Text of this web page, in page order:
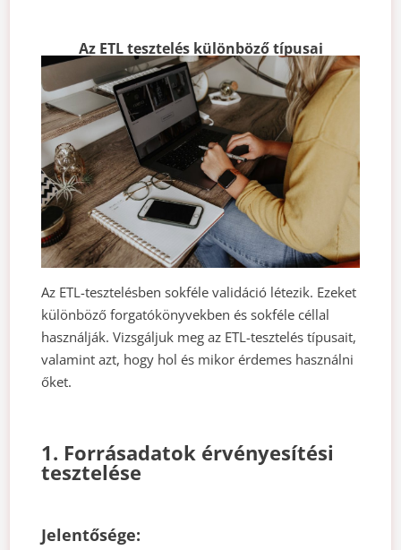
Az ETL tesztelés különböző típusai
Az ETL-tesztelésben sokféle validáció létezik. Ezeket
különböző forgatókönyvekben és sokféle céllal
használják. Vizsgáljuk meg az ETL-tesztelés típusait,
valamint azt, hogy hol és mikor érdemes használni
őket.
1. Forrásadatok érvényesítési
tesztelése
Jelentősége: